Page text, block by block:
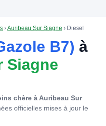
›Auribeau Sur Siagne › Diesel
B7) à
Siagne
chère à Auribeau Sur
officielles mises à jour le